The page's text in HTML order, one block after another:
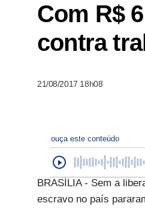
Com R$
contra
21/08/2017 18h08
ouça este conteúdo
BRASÍLIA - Sem a
escravo no país